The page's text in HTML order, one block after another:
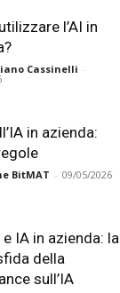
l’AI in
Cassinelli -
in azienda:
BitMAT - 09/05/2026
e IA in azienda: la
della
sull’IA